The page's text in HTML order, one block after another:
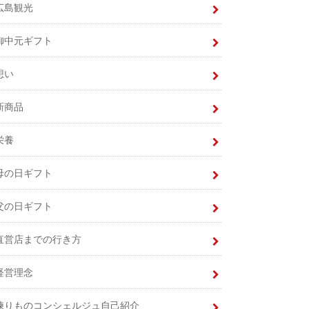
島観光
中元ギフト
い
商品
養
の日ギフト
の日ギフト
営店までの行き方
営理念
りものコンシェルジュ自己紹介